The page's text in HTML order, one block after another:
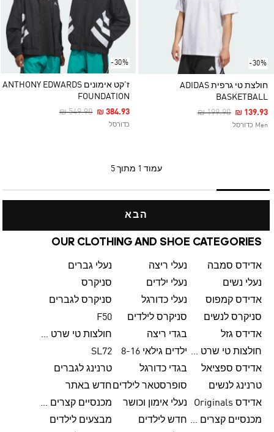
-30%
חולצת טי גרפית ADIDAS
BASKETBALL
Price Reduced From
₪ 199.90To₪ 139.93
Men כדורסל
-30%
ז'קט אימונים ANTHONY EDWARDS
FOUNDATION
Price Reduced From
₪ 549.90To₪ 384.93
כדורסל
עמוד 1 מתוך 5
הבא
OUR CLOTHING AND SHOE CATEGORIES
אדידס סמבה נעלי ריצה
נעלי גברים
נעלי נשים
נעלי ילדים
סניקרס
אדידס קמפוס
נעלי כדורגל
סניקרס לגברים
סניקרס לנשים
סניקרס לילדים
F50
אדידס גזל
בגדי ריצה
חולצות טי שרט לגברים
חולצות טי שרט לנשים ילדים גילאי 8-16
SL72
אדידס ספציאל
בגדי כדורגל
טרנינג לגברים
טרנינג לנשים
סופרסטאר לילדים חדש באתר
אדידס Originals
נעלי אימון וכושר
מכנסיים קצרים לגברים
מכנסיים קצרים לנשים חדש לילדים
מבצעים לילדים